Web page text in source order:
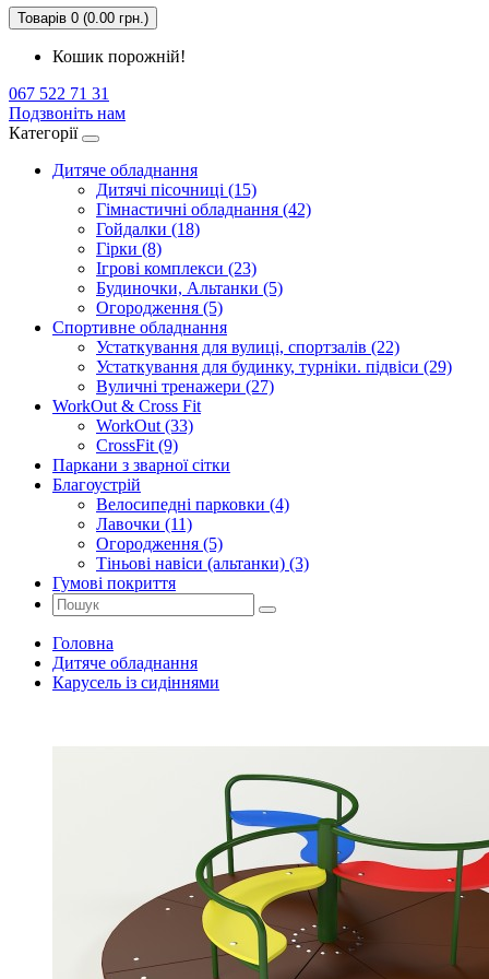
Товарів 0 (0.00 грн.)
Кошик порожній!
067 522 71 31
Подзвоніть нам
Категорії
Дитяче обладнання
Дитячі пісочниці (15)
Гімнастичні обладнання (42)
Гойдалки (18)
Гірки (8)
Ігрові комплекси (23)
Будиночки, Альтанки (5)
Огородження (5)
Спортивне обладнання
Устаткування для вулиці, спортзалів (22)
Устаткування для будинку, турніки. підвіси (29)
Вуличні тренажери (27)
WorkOut & Cross Fit
WorkOut (33)
CrossFit (9)
Паркани з зварної сітки
Благоустрій
Велосипедні парковки (4)
Лавочки (11)
Огородження (5)
Тіньові навіси (альтанки) (3)
Гумові покриття
Головна
Дитяче обладнання
Карусель із сидіннями